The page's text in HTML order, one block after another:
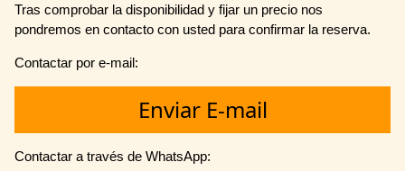
Tras comprobar la disponibilidad y fijar un precio nos
pondremos en contacto con usted para confirmar la reserva.
Contactar por e-mail:
Enviar E-mail
Contactar a través de WhatsApp: